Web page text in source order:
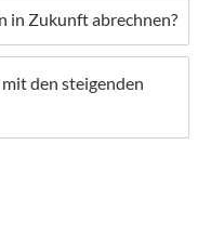
in Zukunft abrechnen?
den steigenden